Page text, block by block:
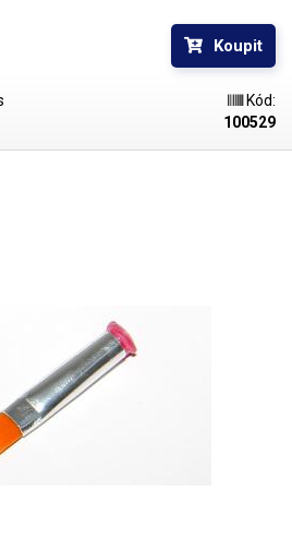
štětce; pro hrubší povrchy a
s tužšími a silnějšími vlákny; proto
vyrobeny ve dvou provedeních
Koupit
Kód:
100529